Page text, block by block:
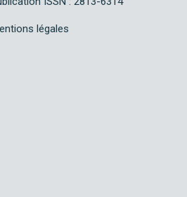
légales